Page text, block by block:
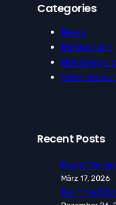
Categories
News
Referenzen
Recent Posts
Kunst
März 17, 2026